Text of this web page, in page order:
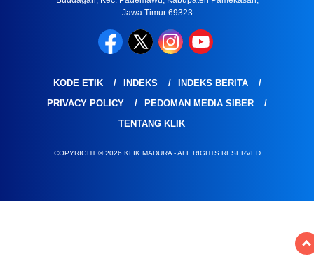
Jawa Timur 69323
KODE ETIK INDEKS
INDEKS BERITA
PRIVACY POLICY
PEDOMAN MEDIA SIBER
TENTANG KLIK
COPYRIGHT © 2026 KLIK MADURA - ALL RIGHTS RESERVED